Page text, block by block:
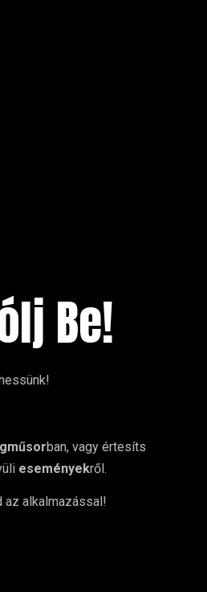
Be!
ban, vagy értesíts
eseményekről.
az alkalmazással!